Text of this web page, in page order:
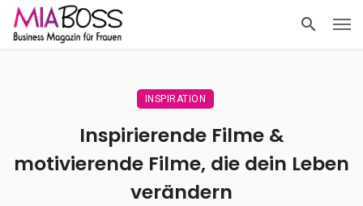
INSPIRATION
Inspirierende Filme &
motivierende Filme, die dein Leben
verändern